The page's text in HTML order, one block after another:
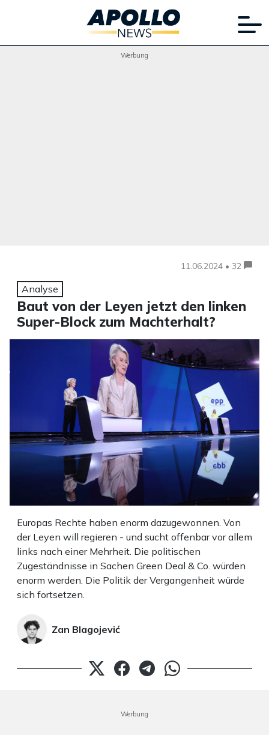
Werbung
11.06.2024 • 32
Analyse
Baut von der Leyen jetzt den linken
Super-Block zum Machterhalt?
Europas Rechte haben enorm dazugewonnen. Von
der Leyen will regieren - und sucht offenbar vor allem
links nach einer Mehrheit. Die politischen
Zugeständnisse in Sachen Green Deal & Co. würden
enorm werden. Die Politik der Vergangenheit würde
sich fortsetzen.
Zan Blagojević
Werbung